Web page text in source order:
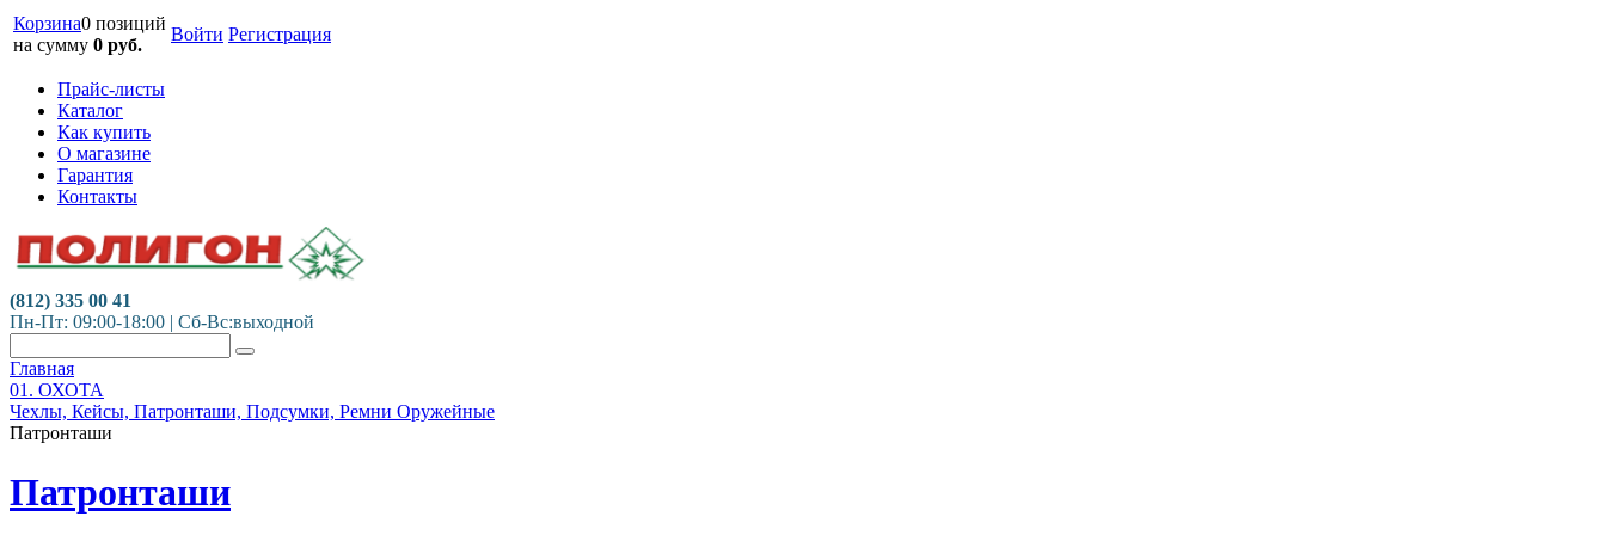
Корзина0 позиций
на сумму 0 руб.
Войти Регистрация
Прайс-листы
Каталог
Как купить
О магазине
Гарантия
Контакты
(812) 335 00 41
Пн-Пт: 09:00-18:00 | Сб-Вс:выходной
Главная
01. ОХОТА
Чехлы, Кейсы, Патронташи, Подсумки, Ремни Оружейные
Патронташи
Патронташи